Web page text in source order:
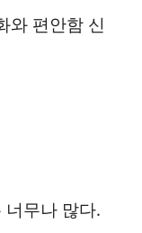
와 편안함 신
무나 많다.